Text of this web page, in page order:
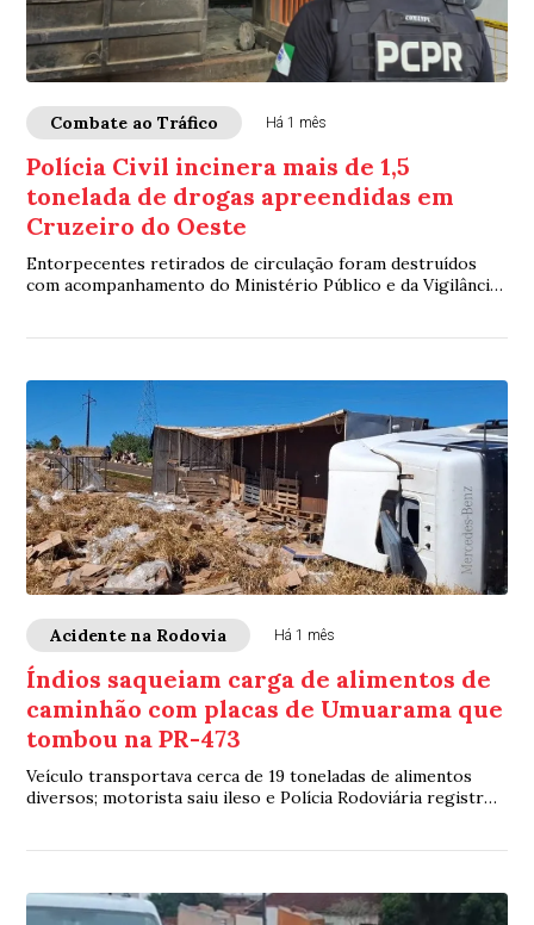
Combate ao Tráfico Há 1 mês
Polícia Civil incinera mais de 1,5
tonelada de drogas apreendidas em
Cruzeiro do Oeste
Entorpecentes retirados de circulação foram destruídos
com acompanhamento do Ministério Público e da Vigilância
Acidente na Rodovia Há 1 mês
Índios saqueiam carga de alimentos de
caminhão com placas de Umuarama que
tombou na PR-473
Veículo transportava cerca de 19 toneladas de alimentos
diversos; motorista saiu ileso e Polícia Rodoviária registrou